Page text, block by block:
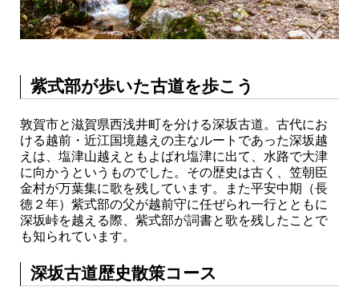
紫式部が歩いた古道を歩こう
敦賀市と滋賀県西浅井町を分ける深坂古道。古代にお
ける越前・近江国境越えの主なルートであった深坂越
えは、塩津山越えともよばれ塩津に出て、水路で大津
に向かうというものでした。その歴史は古く、笠朝臣
金村が万葉集に歌を残しています。また平安中期（長
徳２年）紫式部の父が越前守に任ぜられ一行とともに
深坂峠を越える際、紫式部が詞書と歌を残したことで
も知られています。
深坂古道歴史散策コース